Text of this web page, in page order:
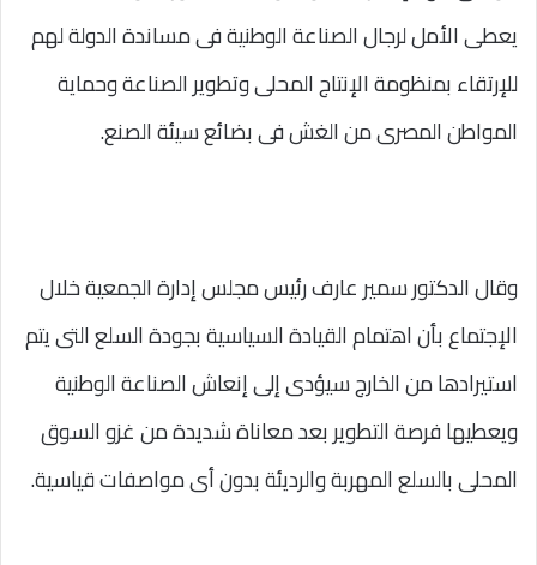
يعطى الأمل لرجال الصناعة الوطنية فى مساندة الدولة لهم
للإرتقاء بمنظومة الإنتاج المحلى وتطوير الصناعة وحماية
المواطن المصرى من الغش فى بضائع سيئة الصنع.
وقال الدكتور سمير عارف رئيس مجلس إدارة الجمعية خلال
الإجتماع بأن اهتمام القيادة السياسية بجودة السلع التى يتم
استيرادها من الخارج سيؤدى إلى إنعاش الصناعة الوطنية
ويعطيها فرصة التطوير بعد معاناة شديدة من غزو السوق
المحلى بالسلع المهربة والرديئة بدون أى مواصفات قياسية.